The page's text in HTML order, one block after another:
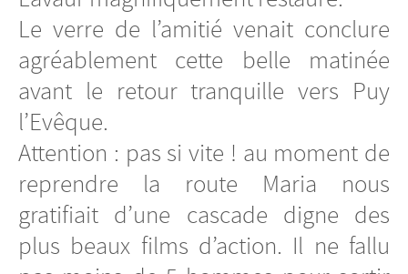
Le verre de l’amitié venait conclure
agréablement cette belle matinée
avant le retour tranquille vers Puy
l’Evêque.
Attention : pas si vite ! au moment de
reprendre la route Maria nous
gratifiait d’une cascade digne des
plus beaux films d’action. Il ne fallu